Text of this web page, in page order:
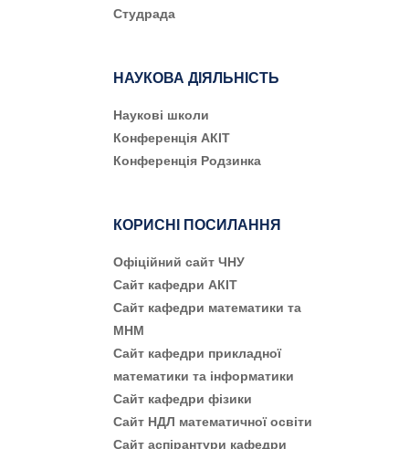
Студрада
НАУКОВА ДІЯЛЬНІСТЬ
Наукові школи
Конференція АКІТ
Конференція Родзинка
КОРИСНІ ПОСИЛАННЯ
Офіційний сайт ЧНУ
Сайт кафедри АКІТ
Сайт кафедри математики та
МНМ
Сайт кафедри прикладної
математики та інформатики
Сайт кафедри фізики
Сайт НДЛ математичної освіти
Сайт аспірантури кафедри